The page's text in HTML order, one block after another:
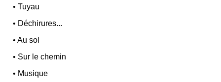
•Tuyau
• Déchirures...
•Au sol
• Sur le chemin
• Musique